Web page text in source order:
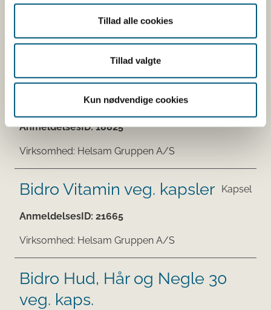
Tillad alle cookies
Tillad valgte
Kun nødvendige cookies
Priorin
AnmeldelsesID:12785
Helsam Gruppen A/S
Bidro C vitamin
AnmeldelsesID:18825
Virksomhed: Helsam Gruppen A/S
Bidro Vitamin veg. kapsler Kapsel
AnmeldelsesID: 21665
Virksomhed: Helsam Gruppen A/S
Bidro Hud, Hår og Negle 30
veg. kaps.